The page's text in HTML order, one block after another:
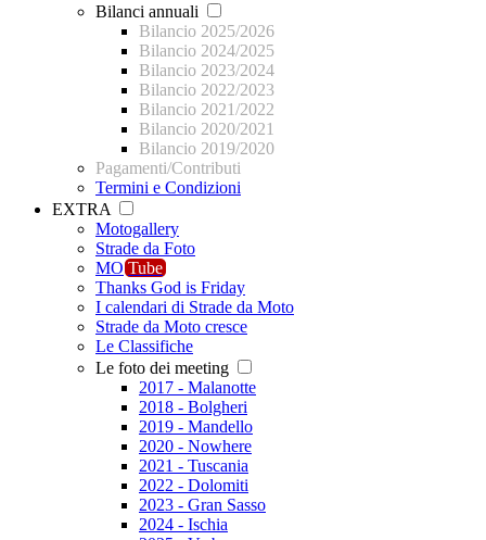
Bilanci annuali
Bilancio 2025/2026
Bilancio 2024/2025
Bilancio 2023/2024
Bilancio 2022/2023
Bilancio 2021/2022
Bilancio 2020/2021
Bilancio 2019/2020
Pagamenti/Contributi
Termini e Condizioni
EXTRA
Motogallery
Strade da Foto
MO Tube
Thanks God is Friday
I calendari di Strade da Moto
Strade da Moto cresce
Le Classifiche
Le foto dei meeting
2017 - Malanotte
2018 - Bolgheri
2019 - Mandello
2020 - Nowhere
2021 - Tuscania
2022 - Dolomiti
2023 - Gran Sasso
2024 - Ischia